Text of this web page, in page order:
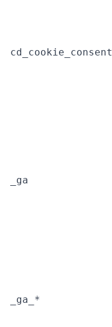
cd_cookie_consent
_ga
_ga_*